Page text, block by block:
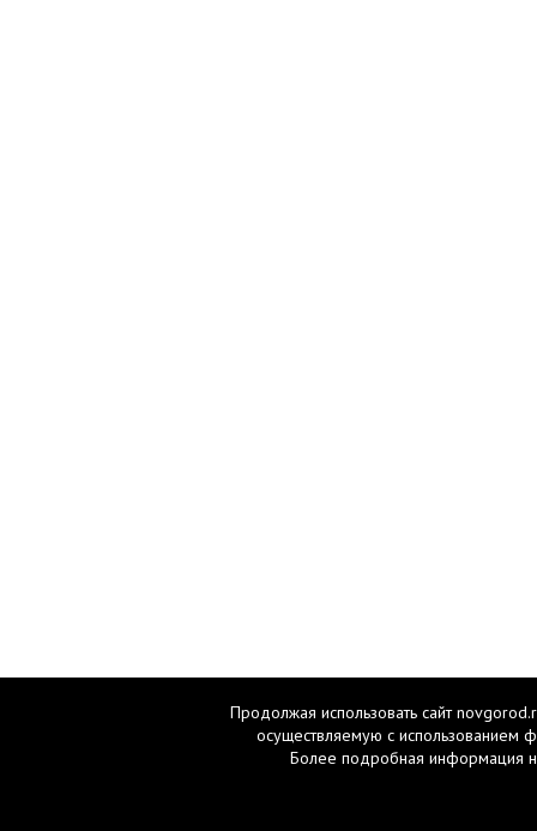
Продолжая использовать сайт
осуществляемую с использованием
Более подробная информация